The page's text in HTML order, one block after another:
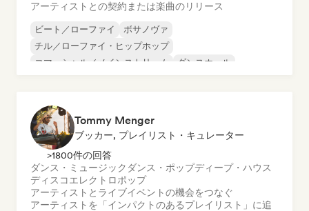
アーティストとの契約または楽曲のリリース
ビート／ローファイ
ボサノヴァ
チル／ローファイ・ヒップホップ
コマーシャル／メインストリーム
ダンスホール
Tommy Menger
ブッカー, プレイリスト・キュレーター
>1800件の回答
ダンス・ミュージック ダンス・ポップディープ・ハウス
ディスコエレクトロポップ
アーティストとライブイベントの機会をつなぐ
アーティストを「インパクトのあるプレイリスト」に追